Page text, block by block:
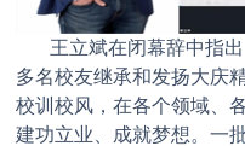
王立斌在闭幕辞中指
多名校友继承和发扬大庆
校训校风，在各个领域、
建功立业、成就梦想。一